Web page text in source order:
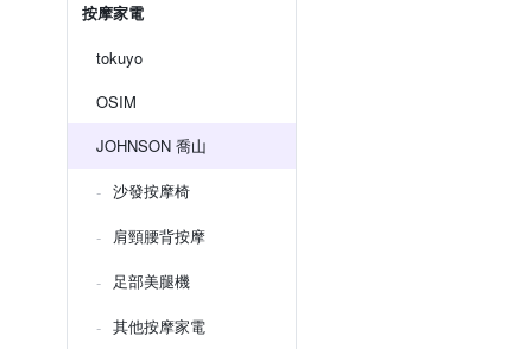
按摩家電
tokuyo
OSIM
JOHNSON 喬山
沙發按摩椅
肩頸腰背按摩
足部美腿機
其他按摩家電